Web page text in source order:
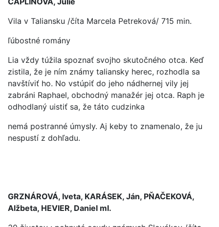
Vila v Taliansku /číta Marcela Petreková/ 715 min.
ľúbostné romány
Lia vždy túžila spoznať svojho skutočného otca. Keď
zistila, že je ním známy taliansky herec, rozhodla sa
navštíviť ho. No vstúpiť do jeho nádhernej vily jej
zabráni Raphael, obchodný manažér jej otca. Raph je
odhodlaný uistiť sa, že táto cudzinka
nemá postranné úmysly. Aj keby to znamenalo, že ju
nespustí z dohľadu.
GRZNÁROVÁ, Iveta, KARÁSEK, Ján, PŇAČEKOVÁ,
Alžbeta, HEVIER, Daniel ml.